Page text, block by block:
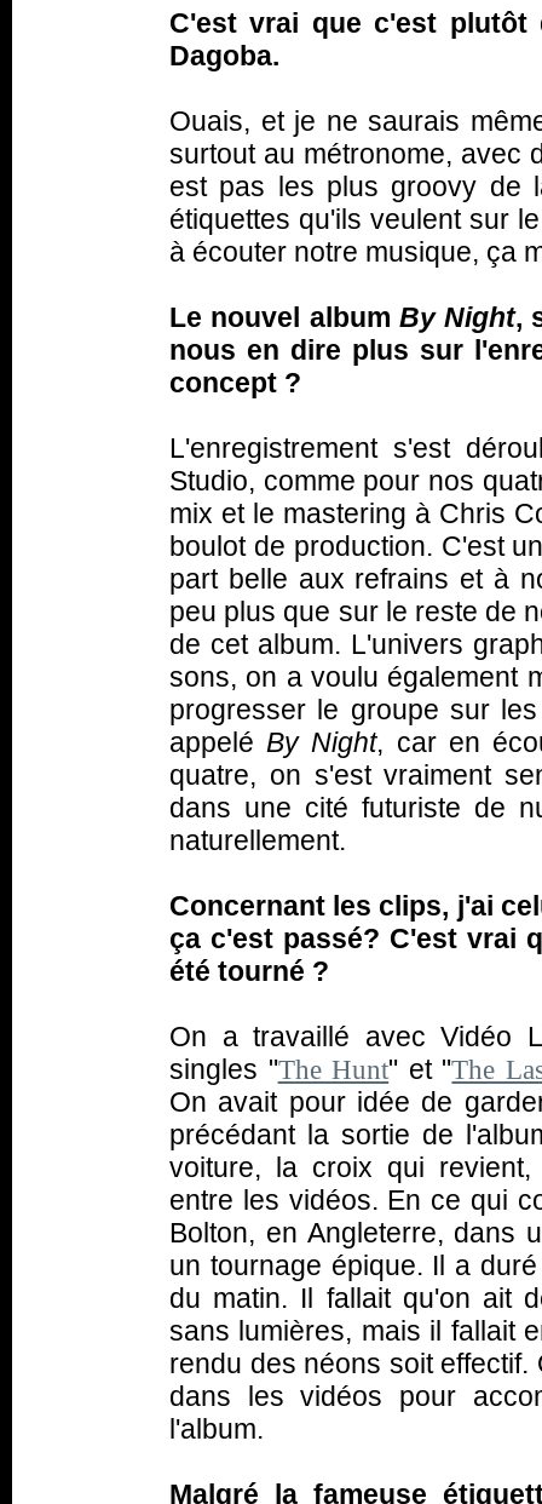
C'est vrai que c'est
Dagoba.
Ouais, et je ne saurais
surtout au métronome, avec
est pas les plus groovy de
étiquettes qu'ils veulent sur
à écouter notre musique, ça
Le nouvel album By Night,
nous en dire plus sur
concept ?
L'enregistrement s'est
Studio, comme pour nos
mix et le mastering à Chris
boulot de production. C'est
part belle aux refrains et à
peu plus que sur le reste de
de cet album. L'univers
sons, on a voulu également
progresser le groupe sur
appelé By Night, car en
quatre, on s'est vraiment
dans une cité futuriste de
naturellement.
Concernant les clips, j'ai
ça c'est passé? C'est vrai
été tourné ?
On a travaillé avec Vidéo
singles "The Hunt" et "The
On avait pour idée de
précédant la sortie de
voiture, la croix qui
entre les vidéos. En ce qui
Bolton, en Angleterre, dans
un tournage épique. Il a
du matin. Il fallait qu'on ait
sans lumières, mais il fallait
rendu des néons soit
dans les vidéos pour
l'album.
Malgré la fameuse